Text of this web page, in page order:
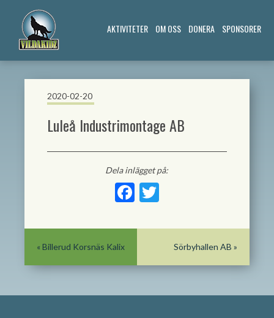
AKTIVITETER OM OSS DONERA SPONSORER
2020-02-20
Luleå Industrimontage AB
Dela inlägget på:
Facebook
Twitter
Sörbyhallen AB »
« Billerud Korsnäs Kalix